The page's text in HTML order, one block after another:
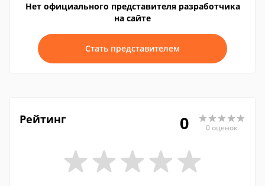
Нет официального представителя разработчика
на сайте
Стать представителем
Рейтинг 0 0 оценок